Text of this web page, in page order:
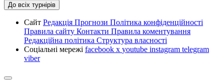
До всіх турнірів
Сайт Редакція Прогнози Політика конфіденційності
Правила сайту Контакти Правила коментування
Редакційна політика Структура власності
Соціальні мережі facebook x youtube instagram telegram
viber